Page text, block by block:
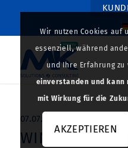
07.07.2024
WINDPARK
Wir nutzen Cookies auf
essenziell, während
und Ihre Erfahrung zu
einverstanden und
mit Wirkung für die
AKZEPTIEREN